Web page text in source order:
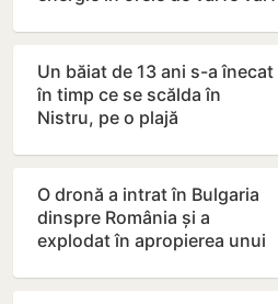
Un băiat de 13 ani s-a înecat
în timp ce se scălda în
Nistru, pe o plajă
O dronă a intrat în Bulgaria
dinspre România și a
explodat în apropierea unui